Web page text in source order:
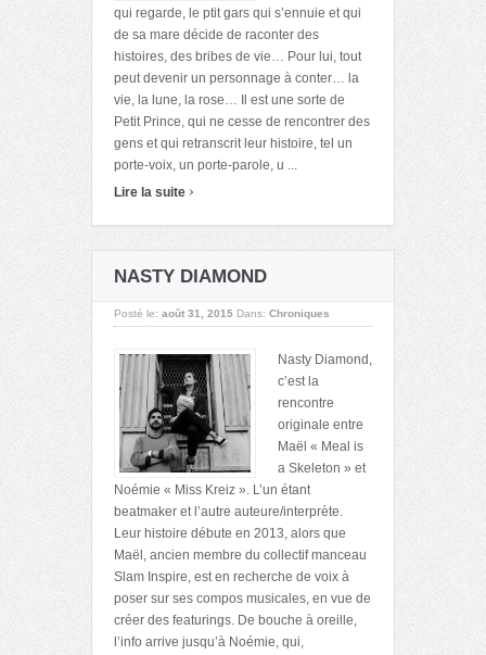
qui regarde, le ptit gars qui s’ennuie et qui
de sa mare décide de raconter des
histoires, des bribes de vie… Pour lui, tout
peut devenir un personnage à conter… la
vie, la lune, la rose… Il est une sorte de
Petit Prince, qui ne cesse de rencontrer des
gens et qui retranscrit leur histoire, tel un
porte-voix, un porte-parole, u ...
Lire la suite ›
NASTY DIAMOND
Posté le: août 31, 2015 Dans: Chroniques
Nasty Diamond,
c’est la
rencontre
originale entre
Maël « Meal is
a Skeleton » et
Noémie « Miss Kreiz ». L’un étant
beatmaker et l’autre auteure/interprète.
Leur histoire débute en 2013, alors que
Maël, ancien membre du collectif manceau
Slam Inspire, est en recherche de voix à
poser sur ses compos musicales, en vue de
créer des featurings. De bouche à oreille,
l’info arrive jusqu’à Noémie, qui,